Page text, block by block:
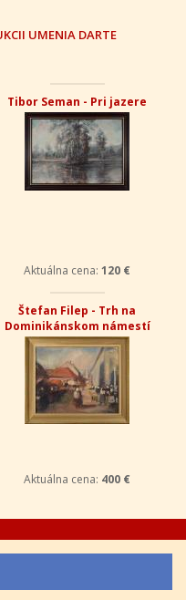
UMENIA DARTE
Tibor Seman - Pri jazere
Aktuálna cena: 120 €
Štefan Filep - Trh na
Dominikánskom námestí
Aktuálna cena: 400 €